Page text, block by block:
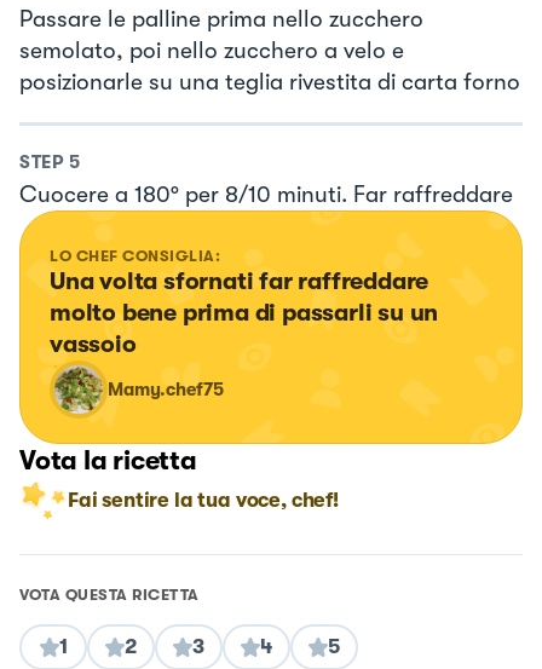
Passare le palline prima nello zucchero
semolato, poi nello zucchero a velo e
posizionarle su una teglia rivestita di carta forno
STEP 5
Cuocere a 180° per 8/10 minuti. Far raffreddare
LO CHEF CONSIGLIA:
Una volta sfornati far raffreddare
molto bene prima di passarli su un
vassoio
Mamy.chef75
Vota la ricetta
Fai sentire la tua voce, chef!
VOTA QUESTA RICETTA
1 2 3 4 5